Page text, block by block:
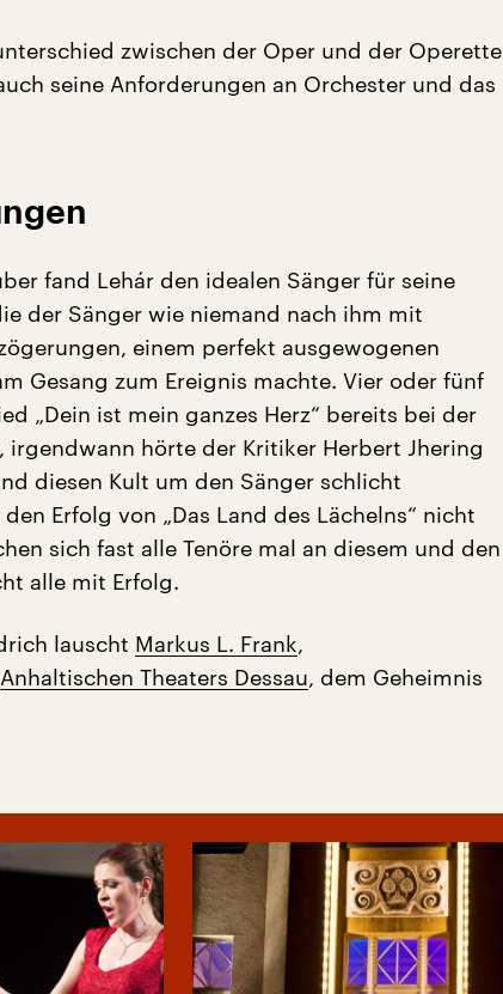
zwischen der Oper und der Operette
seine Anforderungen an Orchester und das
fand Lehár den idealen Sänger für seine
der Sänger wie niemand nach ihm mit
einem perfekt ausgewogenen
Gesang zum Ereignis machte. Vier oder fünf
„Dein ist mein ganzes Herz“ bereits bei der
hörte der Kritiker Herbert Jhering
diesen Kult um den Sänger schlicht
Erfolg von „Das Land des Lächelns“ nicht
sich fast alle Tenöre mal an diesem und den
alle mit Erfolg.
lauscht Markus L. Frank,
Anhaltischen Theaters Dessau, dem Geheimnis